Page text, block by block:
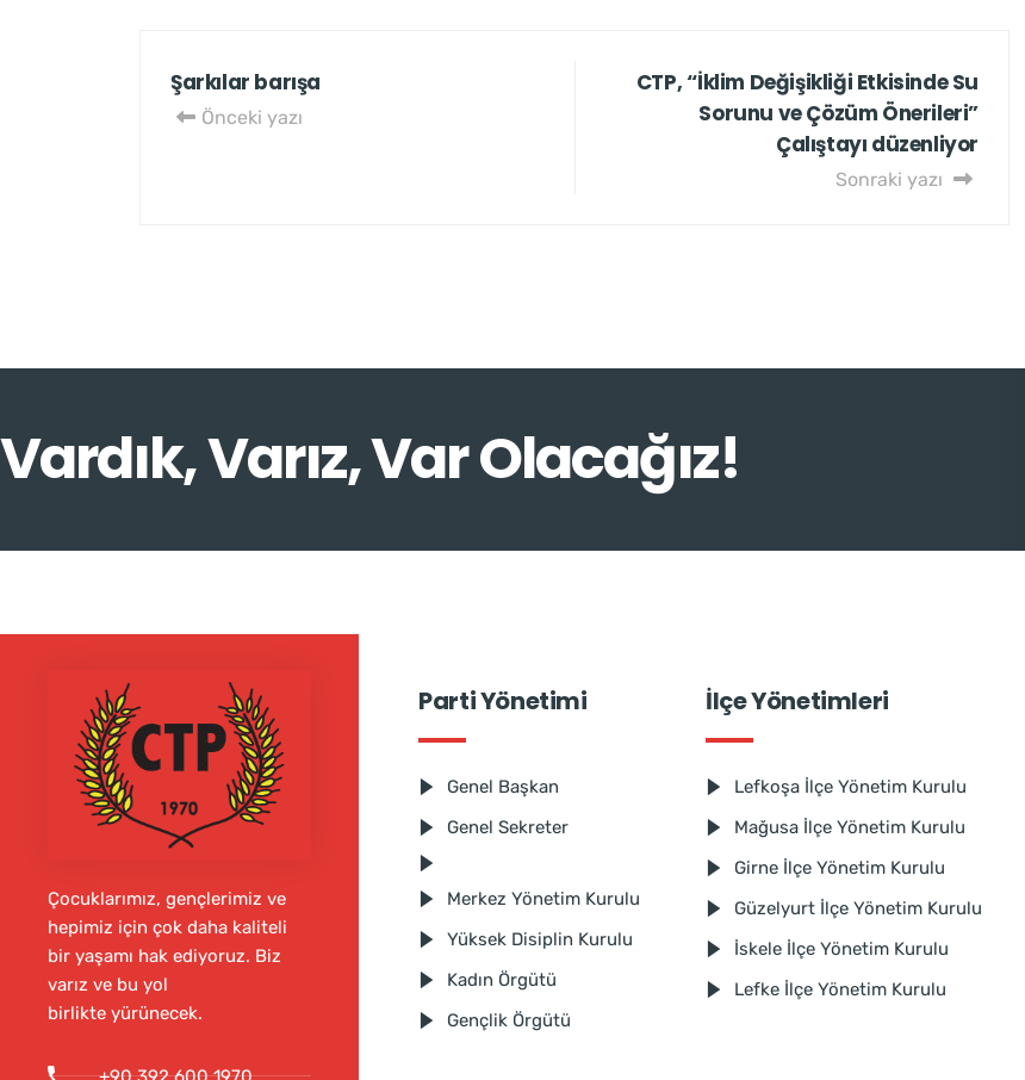
Şarkılar barışa
Önceki yazı
CTP, ‘‘İklim Değişikliği Etkisinde Su
Sorunu ve Çözüm Önerileri”
Çalıştayı düzenliyor
Sonraki yazı
Vardık, Varız, Var Olacağız!
Çocuklarımız, gençlerimiz ve
hepimiz için çok daha kaliteli
bir yaşamı hak ediyoruz. Biz
varız ve bu yol
birlikte yürünecek.
Parti Yönetimi
Genel Başkan
Genel Sekreter
Merkez Yönetim Kurulu
Yüksek Disiplin Kurulu
Kadın Örgütü
Gençlik Örgütü
İlçe Yönetimleri
Lefkoşa İlçe Yönetim Kurulu
Mağusa İlçe Yönetim Kurulu
Girne İlçe Yönetim Kurulu
Güzelyurt İlçe Yönetim Kurulu
İskele İlçe Yönetim Kurulu
Lefke İlçe Yönetim Kurulu